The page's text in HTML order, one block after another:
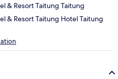
& Resort Taitung Taitung
& Resort Taitung Hotel Taitung